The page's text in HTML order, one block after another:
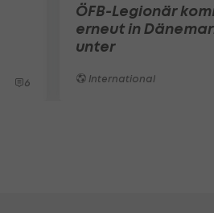
6
ÖFB-Legionär
erneut in
unter
International